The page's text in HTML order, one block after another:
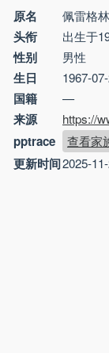
原名 佩雷格
头衔 出生于
性别 男性
生日 1967-
国籍 —
来源 https://
pptrace 查看家
更新时间2025-